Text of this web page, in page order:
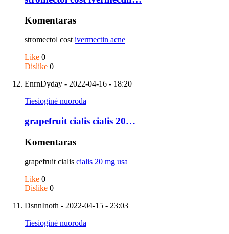
Komentaras
stromectol cost ivermectin acne
Like 0
Dislike 0
EnrnDyday - 2022-04-16 - 18:20
Tiesioginė nuoroda
grapefruit cialis cialis 20…
Komentaras
grapefruit cialis cialis 20 mg usa
Like 0
Dislike 0
DsnnInoth - 2022-04-15 - 23:03
Tiesioginė nuoroda